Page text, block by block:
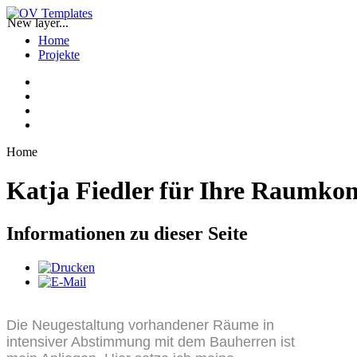
Home
Projekte
Home
Katja Fiedler für Ihre
Informationen zu dieser Seite
Die Neugestaltung vorhandener Räume in
intensiver Abstimmung mit dem Bauherren ist
New layer...